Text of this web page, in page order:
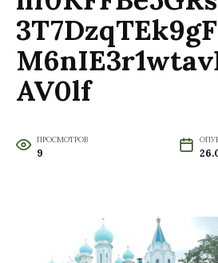
AV0lf
ПРОСМОТРОВ
9